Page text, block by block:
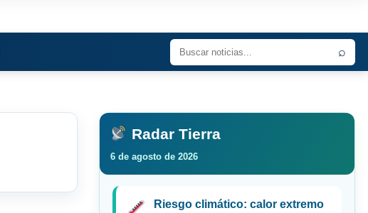
⌕
Radar Tierra
6 de agosto de 2026
Riesgo climático: calor extremo